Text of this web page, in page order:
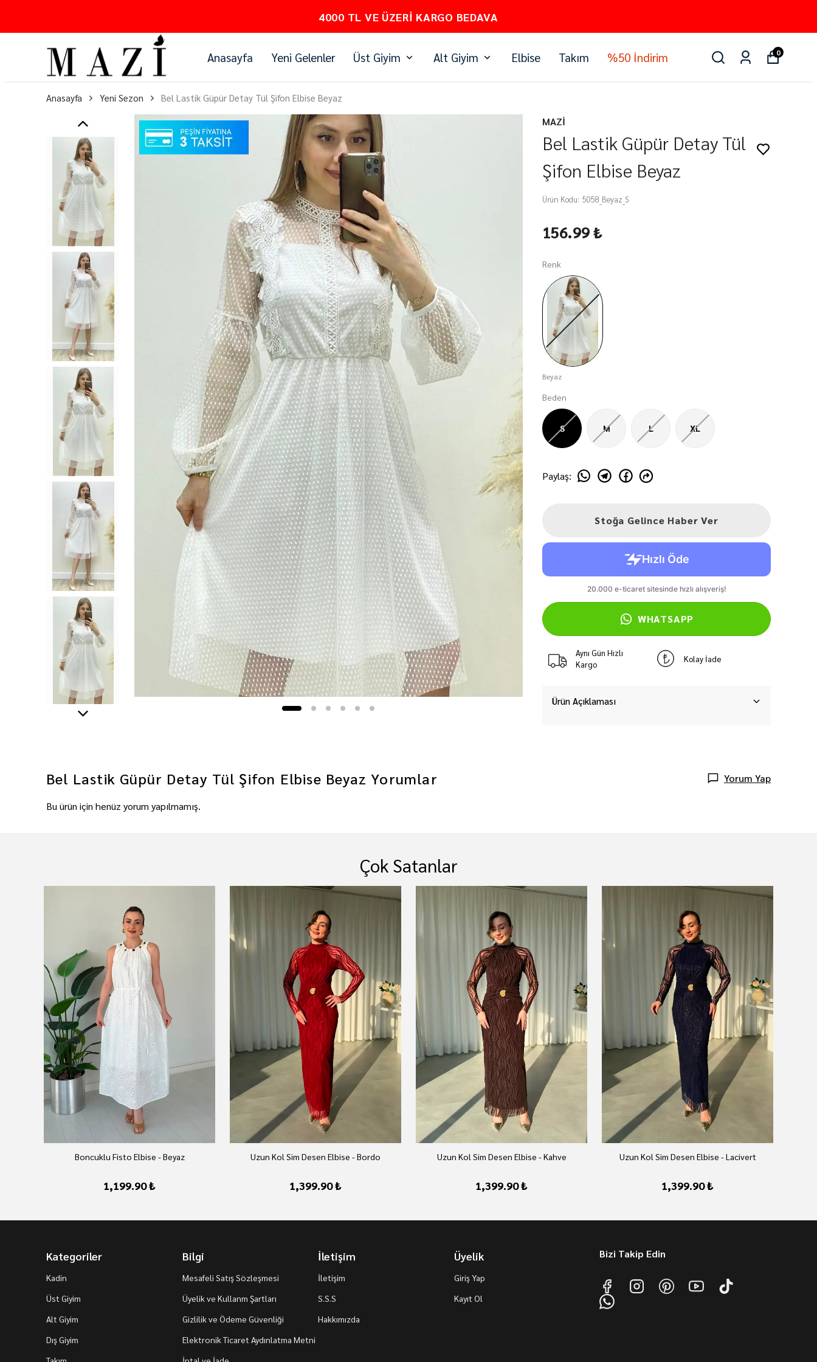
PEŞİN FİYATINA 3 TAKSİT
Anasayfa Yeni Gelenler Üst Giyim Alt Giyim Elbise Takım %50 İndirim 0
Anasayfa Yeni Sezon Bel Lastik Güpür Detay Tül Şifon Elbise Beyaz
MAZİ
Bel Lastik Güpür Detay Tül
Şifon Elbise Beyaz
Ürün Kodu: 5058_Beyaz_S
156.99 ₺
Renk
Beyaz
Beden
S M L XL
Paylaş:
Stoğa Gelince Haber Ver
WHATSAPP
Aynı Gün Hızlı
Kargo
Kolay İade
Ürün Açıklaması
Bel Lastik Güpür Detay Tül Şifon Elbise Beyaz Yorumlar Yorum Yap
Bu ürün için henüz yorum yapılmamış.
Çok Satanlar
Boncuklu Fisto Elbise - Beyaz
1,199.90 ₺
Uzun Kol Sim Desen Elbise - Bordo
1,399.90 ₺
Uzun Kol Sim Desen Elbise - Kahve
1,399.90 ₺
Uzun Kol Sim Desen Elbise - Lacivert
1,399.90 ₺
Kategoriler
Kadin
Üst Giyim
Alt Giyim
Dış Giyim
Bilgi
Mesafeli Satış Sözleşmesi
Üyelik ve Kullanm Şartları
Gizlilik ve Ödeme Güvenliği
Elektronik Ticaret Aydınlatma Metni
İletişim
İletişim
S.S.S
Hakkımızda
Üyelik
Giriş Yap
Kayıt Ol
Bizi Takip Edin